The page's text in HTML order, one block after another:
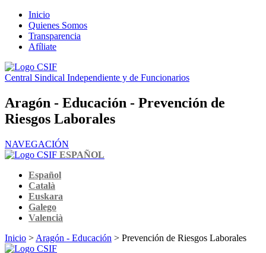
Inicio
Quienes Somos
Transparencia
Afíliate
Central Sindical Independiente y de Funcionarios
Aragón - Educación - Prevención de
Riesgos Laborales
NAVEGACIÓN
ESPAÑOL
Español
Català
Euskara
Galego
Valencià
Inicio > Aragón - Educación > Prevención de Riesgos Laborales